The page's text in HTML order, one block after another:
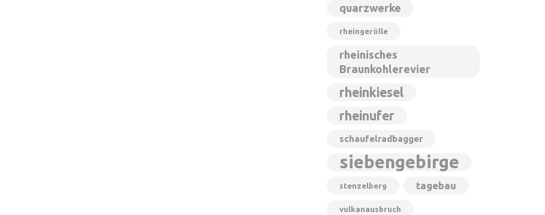
quarzwerke
rheingerölle
rheinisches
Braunkohlerevier
rheinkiesel
rheinufer
schaufelradbagger
siebengebirge
stenzelberg tagebau
vulkanausbruch